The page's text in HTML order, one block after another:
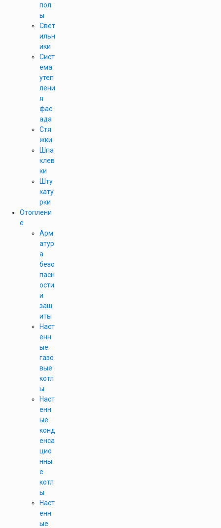
пол
ы
Свет
ильн
ики
Сист
ема
утеп
лени
я
фас
ада
Стя
жки
Шпа
клев
ки
Шту
кату
рки
Отоплени
е
Арм
атур
а
безо
пасн
ости
и
защ
иты
Наст
енн
ые
газо
вые
котл
ы
Наст
енн
ые
конд
енса
цио
нны
е
котл
ы
Наст
енн
ые